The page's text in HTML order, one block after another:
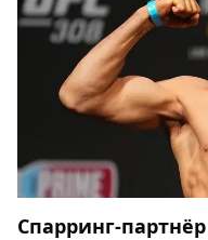
Спарринг-